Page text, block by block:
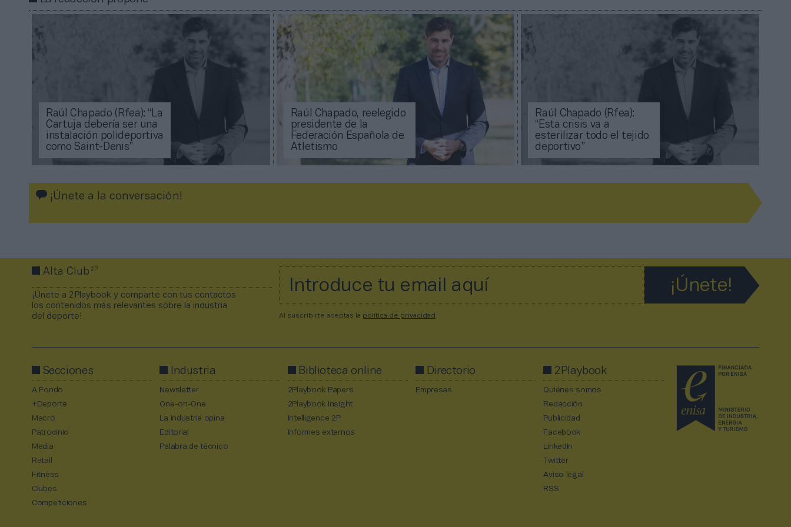
Raúl Chapado (Rfea): “La
Cartuja debería ser una
instalación polideportiva
como Saint-Denis”
Raúl Chapado, reelegido
presidente de la
Federación Española de
Atletismo
Raúl Chapado (Rfea):
“Esta crisis va a
esterilizar todo el tejido
deportivo”
¡Únete a la conversación!
Alta Club2P
¡Únete a 2Playbook y comparte con tus contactos
los contenidos más relevantes sobre la industria
del deporte!
Al suscribirte aceptas la política de privacidad
Secciones
A Fondo
+Deporte
Macro
Patrocinio
Media
Retail
Fitness
Clubes
Competiciones
Industria
Newsletter
One-on-One
La industria opina
Editorial
Palabra de técnico
Biblioteca online
2Playbook Papers
2Playbook Insight
Intelligence 2P
Informes externos
Directorio
Empresas
2Playbook
Quiénes somos
Redacción
Publicidad
Facebook
Linkedin
Twitter
Aviso legal
RSS